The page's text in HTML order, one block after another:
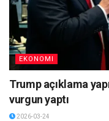
EKONOMI
Trump açıklama
vurgun yaptı
2026-03-24